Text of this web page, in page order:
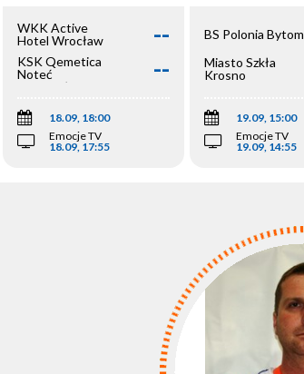
WKK Active
Hotel Wrocław
--
KSK Qemetica
Noteć
Inowrocław
--
18.09, 18:00
Emocje TV
18.09, 17:55
BS Polonia Bytom
Miasto Szkła
Krosno
19.09, 15:00
Emocje TV
19.09, 14:55